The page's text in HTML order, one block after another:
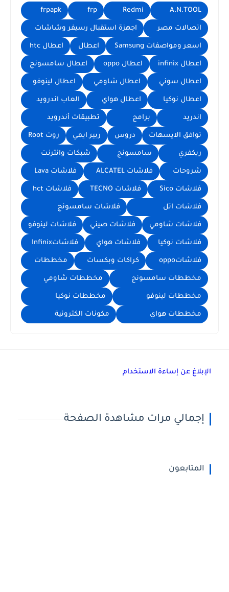
A.N.TOOL
Redmi
frp
frpapk
اتصالات مصر اجهزة استقبال رسيفر وشاشات
اسعر ومواصفات Samsung اعطال اعطال htc
اعطال infinix اعطال oppo اعطال سامسونج
اعطال سوني اعطال شاومي اعطال لينوفو
اعطال نوكيا اعطال هواي العاب اندرويد
اندريد برامج تطبيقات أندرويد
توافق الايسهات دروس ربير ايمي روت Root
ريكفري سامسونج شبكات وانترنت
شروحات فلاشات ALCATEL فلاشات Lava
فلاشات Sico فلاشات TECNO فلاشات hct
فلاشات اتل فلاشات سامسونج
فلاشات شاومي فلاشات صيني فلاشات لينوفو
فلاشات نوكيا فلاشات هواي فلاشاتInfinix
فلاشاتoppo كراكات وبكسات مخططات
مخططات سامسونج مخططات شاومي
مخططات لينوفو مخططات نوكيا
مخططات هواي مكونات الكترونية
الإبلاغ عن إساءة الاستخدام
إجمالي مرات مشاهدة الصفحة
المتابعون